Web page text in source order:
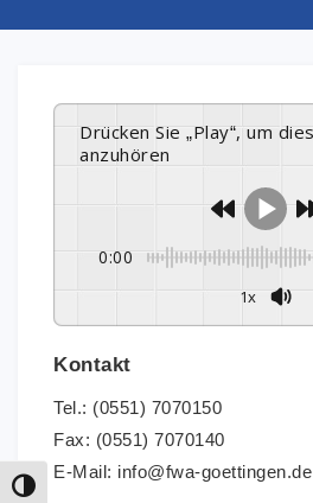
Umschalten auf hohe Kontraste
Drücken Sie „Play“, um diesen Inhalt
anzuhören
0:00
1x
Kontakt
Tel.: (0551) 7070150
Fax: (0551) 7070140
E-Mail: info@fwa-goettingen.de